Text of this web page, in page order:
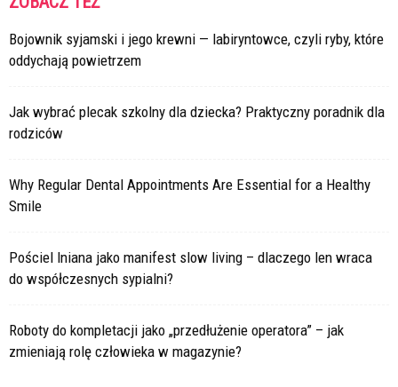
Bojownik syjamski i jego krewni — labiryntowce, czyli ryby, które
oddychają powietrzem
Jak wybrać plecak szkolny dla dziecka? Praktyczny poradnik dla
rodziców
Why Regular Dental Appointments Are Essential for a Healthy
Smile
Pościel lniana jako manifest slow living – dlaczego len wraca
do współczesnych sypialni?
Roboty do kompletacji jako „przedłużenie operatora” – jak
zmieniają rolę człowieka w magazynie?